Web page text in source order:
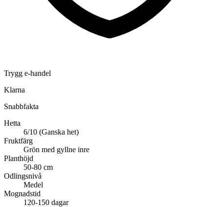
Trygg e-handel
Klarna
Snabbfakta
Hetta
6/10 (Ganska het)
Fruktfärg
Grön med gyllne inre
Planthöjd
50-80 cm
Odlingsnivå
Medel
Mognadstid
120-150 dagar